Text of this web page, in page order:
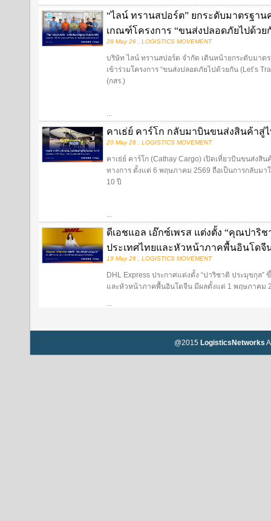
“ไลน์ ทรานสปอร์ต” ยกระดับมาตรฐา
เกณฑ์โครงการ “ขนส่งปลอดภัยไปด้วย
28 May 26 , LOGISTICS MOVEMENT
บริษัท ไลน์ ทรานสปอร์ต จำกัด เดินหน้ายกระดับมา
เข้าร่วมโครงการ “ขนส่งปลอดภัยไปด้วยกัน (Let’s
(กสร.)
...
คาเธ่ย์ คาร์โก กลับมาบินขนส่งสินค้าสู่
20 May 26 , LOGISTICS MOVEMENT
คาเธ่ย์ คาร์โก (Cathay Cargo) เปิดเที่ยวบินขนส่งสิ
ทางการ ตั้งแต่ 6 พฤษภาคม 2569 ถือเป็นการกลับม
10 ปี
...
ดีเอชแอล เอ๊กซ์เพรส แต่งตั้ง “คุณปาริ
ประเทศไทยและหัวหน้าภาคพื้นอินโดจี
19 May 26 , LOGISTICS MOVEMENT
DHL Express ประกาศแต่งตั้ง “ปาริชาติ ประมุขกุล
และหัวหน้าภาคพื้นอินโดจีน มีผลตั้งแต่ 1 พฤษภาคม
...
@2015 LogisticsNetworks